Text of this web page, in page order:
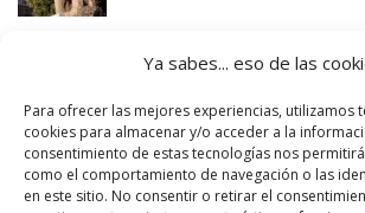
Ya sabes... eso de las
Para ofrecer las mejores experiencias, utilizamos
cookies para almacenar y/o acceder a la
consentimiento de estas tecnologías nos
como el comportamiento de navegación o las
en este sitio. No consentir o retirar el